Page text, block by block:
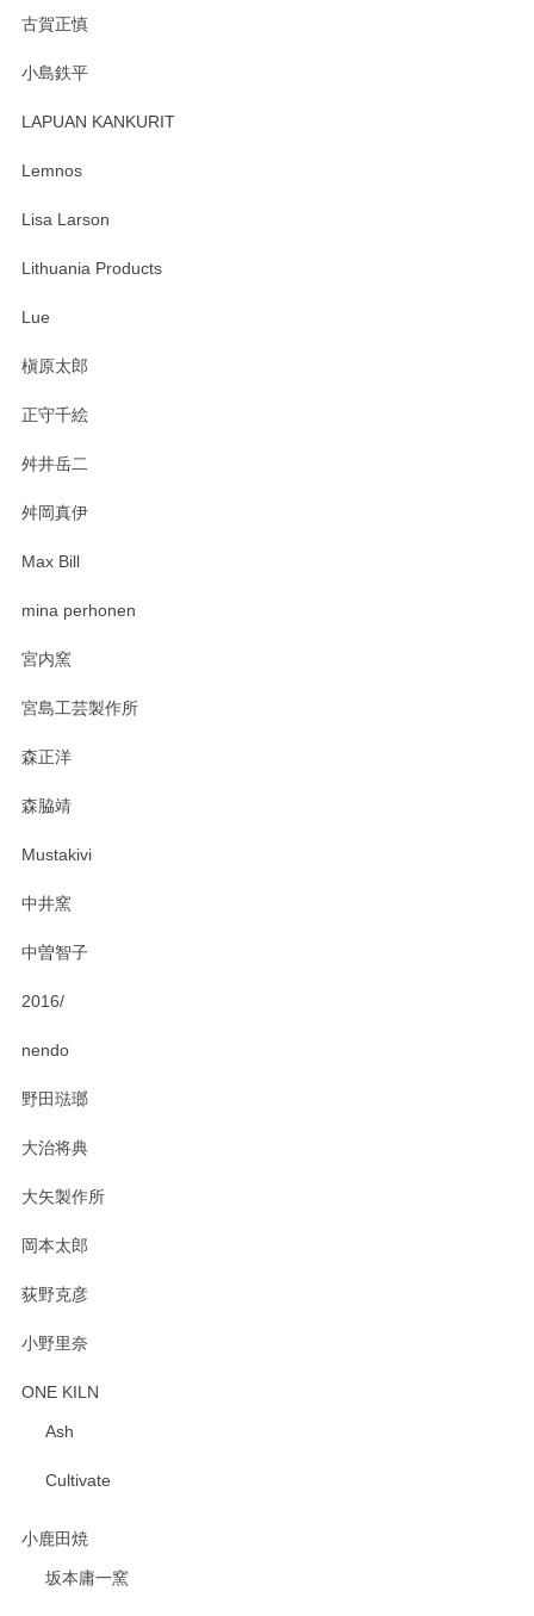
す。 素敵な湯呑みでとても気に入りました。 発送も早く、
たm(_)m
います。無事に届いたようで安心いたしまし
おかけしました。 ありがとうございます。
古賀正慎
小島鉄平
LAPUAN KANKURIT
Lemnos
Lisa Larson
Lithuania Products
Lue
槇原太郎
正守千絵
舛井岳二
舛岡真伊
Max Bill
mina perhonen
宮内窯
宮島工芸製作所
森正洋
森脇靖
Mustakivi
中井窯
中曽智子
2016/
nendo
野田琺瑯
大治将典
大矢製作所
岡本太郎
荻野克彦
小野里奈
ONE KILN
Ash
Cultivate
小鹿田焼
坂本庸一窯